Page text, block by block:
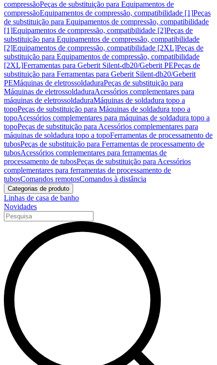
compressãoPeças de substituição para Equipamentos de
compressãoEquipamentos de compressão, compatibilidade [1]Peças
de substituição para Equipamentos de compressão, compatibilidade
[1]Equipamentos de compressão, compatibilidade [2]Peças de
substituição para Equipamentos de compressão, compatibilidade
[2]Equipamentos de compressão, compatibilidade [2XL]Peças de
substituição para Equipamentos de compressão, compatibilidade
[2XL]Ferramentas para Geberit Silent-db20/Geberit PEPeças de
substituição para Ferramentas para Geberit Silent-db20/Geberit
PEMáquinas de eletrossoldaduraPeças de substituição para
Máquinas de eletrossoldaduraAcessórios complementares para
máquinas de eletrossoldaduraMáquinas de soldadura topo a
topoPeças de substituição para Máquinas de soldadura topo a
topoAcessórios complementares para máquinas de soldadura topo a
topoPeças de substituição para Acessórios complementares para
máquinas de soldadura topo a topoFerramentas de processamento de
tubosPeças de substituição para Ferramentas de processamento de
tubosAcessórios complementares para ferramentas de
processamento de tubosPeças de substituição para Acessórios
complementares para ferramentas de processamento de
tubosComandos remotosComandos à distância
Categorias de produto
Linhas de casa de banho
Novidades